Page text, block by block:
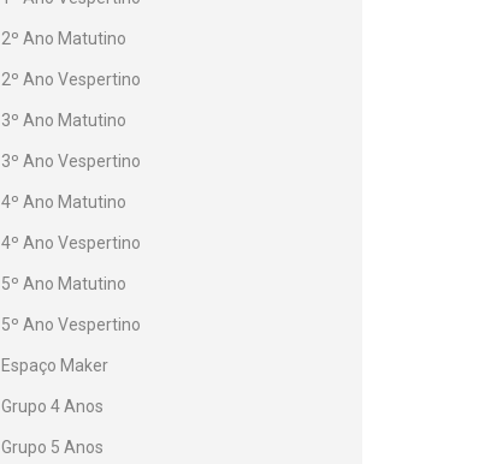
2º Ano Matutino
2º Ano Vespertino
3º Ano Matutino
3º Ano Vespertino
4º Ano Matutino
4º Ano Vespertino
5º Ano Matutino
5º Ano Vespertino
Espaço Maker
Grupo 4 Anos
Grupo 5 Anos